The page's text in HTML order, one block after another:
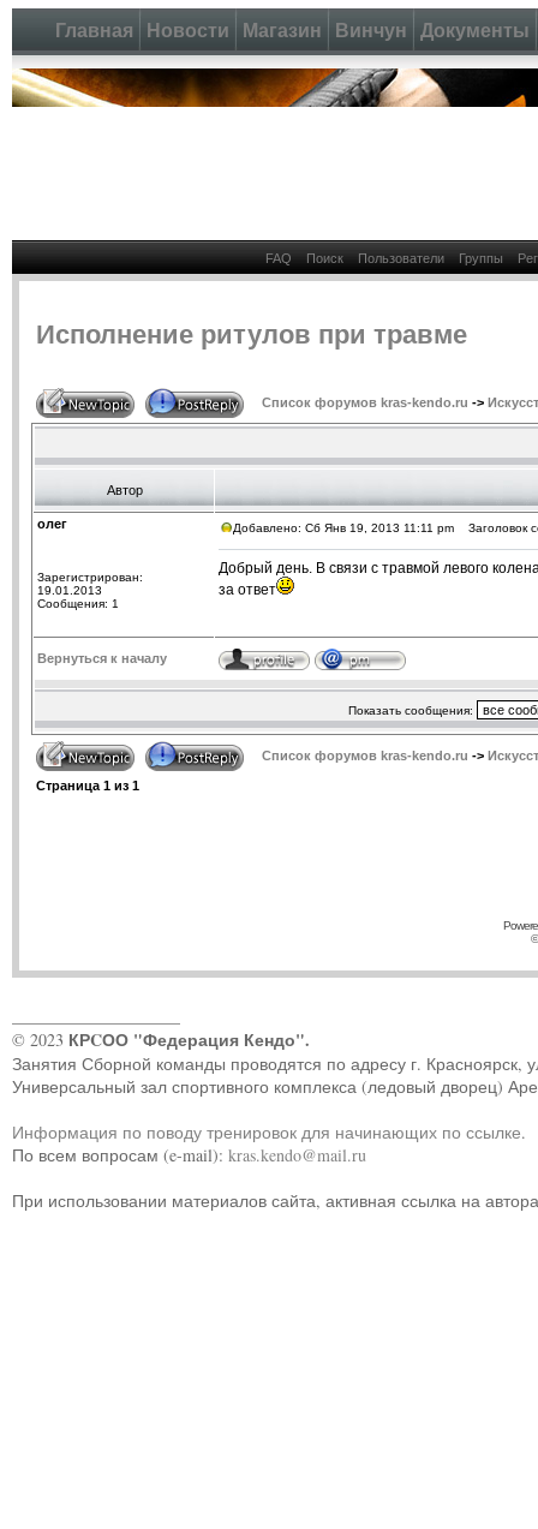
Главная Новости Магазин Винчун Документы
FAQ Поиск Пользователи Группы
Исполнение ритулов при травме
Список форумов kras-kendo.ru ->
Автор
олег
Зарегистрирован:
19.01.2013
Сообщения: 1
Добавлено: Сб Янв 19, 2013 11:11 pm Заголовок
Добрый день. В связи с травмой левого
за ответ
Вернуться к началу
Показать сообщения:
Список форумов kras-kendo.ru ->
Страница 1 из 1
© 2023 КРCОО "Федерация Кендо".
Занятия Сборной команды проводятся по адресу г. Красноярск,
Универсальный зал спортивного комплекса (ледовый дворец)
Информация по поводу тренировок для начинающих по ссылке.
По всем вопросам (e-mail): kras.kendo@mail.ru
При использовании материалов сайта, активная ссылка на